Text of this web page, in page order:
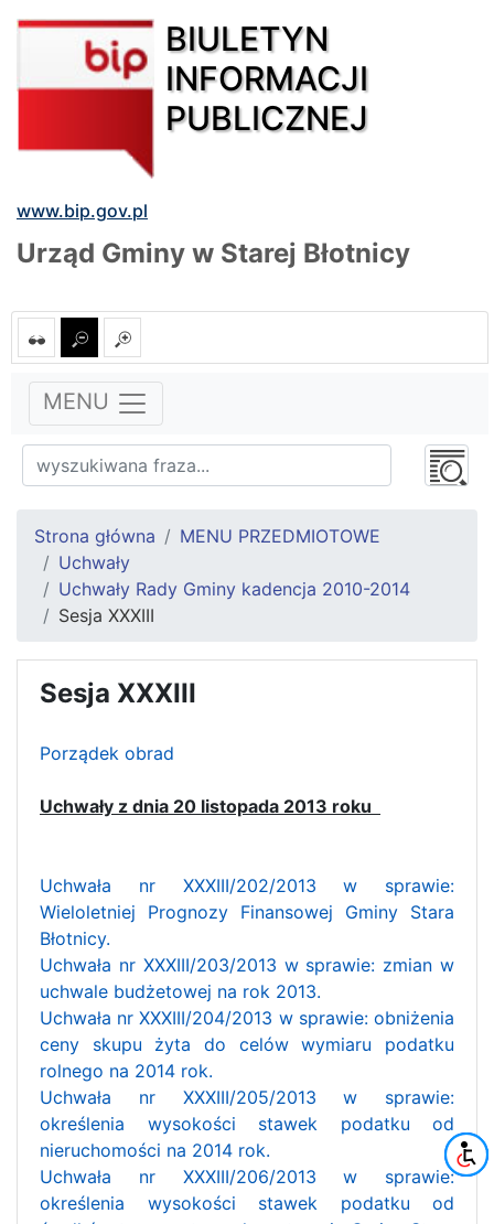
BIULETYN
INFORMACJI
PUBLICZNEJ
www.bip.gov.pl
Urząd Gminy w Starej Błotnicy
MENU
Strona główna
MENU PRZEDMIOTOWE
Uchwały
Uchwały Rady Gminy kadencja 2010-2014
Sesja XXXIII
Sesja XXXIII
Porządek obrad
Uchwały z dnia 20 listopada 2013 roku
Uchwała nr XXXIII/202/2013 w sprawie:
Wieloletniej Prognozy Finansowej Gminy Stara
Błotnicy.
Uchwała nr XXXIII/203/2013 w sprawie: zmian w
uchwale budżetowej na rok 2013.
Uchwała nr XXXIII/204/2013 w sprawie: obniżenia
ceny skupu żyta do celów wymiaru podatku
rolnego na 2014 rok.
Uchwała nr XXXIII/205/2013 w sprawie:
określenia wysokości stawek podatku od
nieruchomości na 2014 rok.
Uchwała nr XXXIII/206/2013 w sprawie:
określenia wysokości stawek podatku od